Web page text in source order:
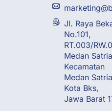
Jl. Raya
No.101,
RT.003/
Medan
Kecamatan
Medan
Kota Bks,
Jawa Barat